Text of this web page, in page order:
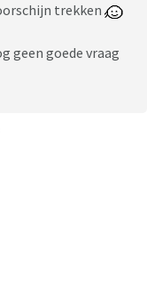
trekken
geen goede vraag